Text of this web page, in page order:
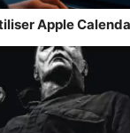
Apple